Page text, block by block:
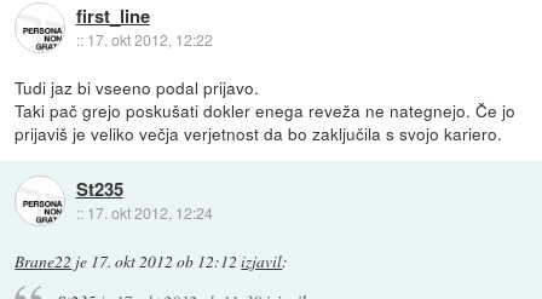
first_line
:: 17. okt 2012, 12:22
Tudi jaz bi vseeno podal prijavo.
Taki pač grejo poskušati dokler enega reveža ne nategnejo. Če jo
prijaviš je veliko večja verjetnost da bo zaključila s svojo kariero.
St235
:: 17. okt 2012, 12:24
Brane22 je 17. okt 2012 ob 12:12 izjavil: